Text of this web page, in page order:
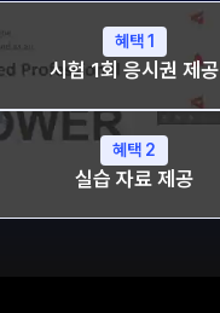
혜택 1
시험 1회 응시권 제공
혜택 2
실습 자료 제공